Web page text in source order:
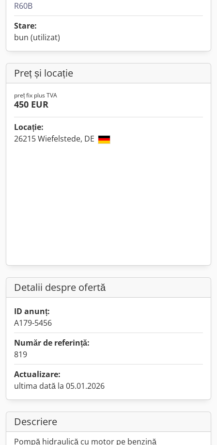
R60B
Stare:
bun (utilizat)
Preț și locație
preț fix plus TVA
450 EUR
Locație:
26215 Wiefelstede, DE
Detalii despre ofertă
ID anunț:
A179-5456
Număr de referință:
819
Actualizare:
ultima dată la 05.01.2026
Descriere
Pompă hidraulică cu motor pe benzină